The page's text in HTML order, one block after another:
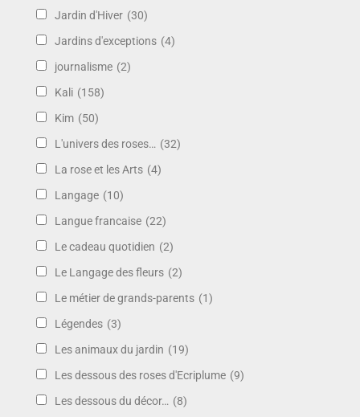
Jardin d'Hiver (30)
Jardins d'exceptions (4)
journalisme (2)
Kali (158)
Kim (50)
L'univers des roses… (32)
La rose et les Arts (4)
Langage (10)
Langue francaise (22)
Le cadeau quotidien (2)
Le Langage des fleurs (2)
Le métier de grands-parents (1)
Légendes (3)
Les animaux du jardin (19)
Les dessous des roses d'Ecriplume (9)
Les dessous du décor… (8)